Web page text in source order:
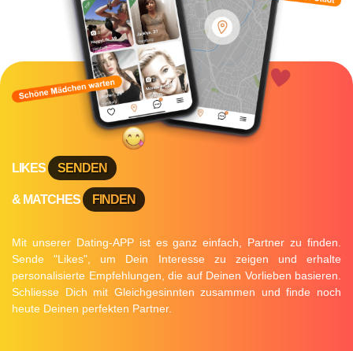
LIKES SENDEN
& MATCHES FINDEN
Mit unserer Dating-APP ist es ganz einfach, Partner zu finden.
Sende "Likes", um Dein Interesse zu zeigen und erhalte
personalisierte Empfehlungen, die auf Deinen Vorlieben basieren.
Schliesse Dich mit Gleichgesinnten zusammen und finde noch
heute Deinen perfekten Partner.